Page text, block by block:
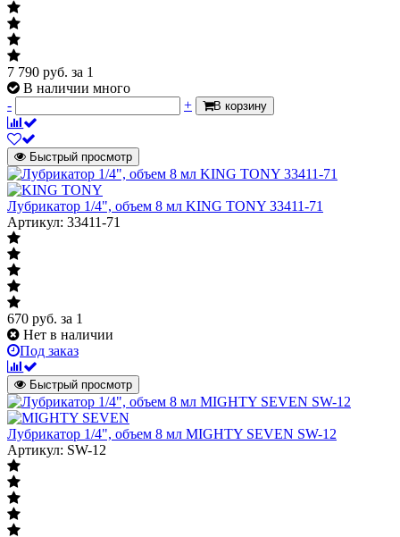
7 790 руб. за 1
В наличии много
-
+ В корзину
Быстрый просмотр
Лубрикатор 1/4", объем 8 мл KING TONY 33411-71
Артикул: 33411-71
670 руб. за 1
Нет в наличии
Под заказ
Быстрый просмотр
Лубрикатор 1/4", объем 8 мл MIGHTY SEVEN SW-12
Артикул: SW-12